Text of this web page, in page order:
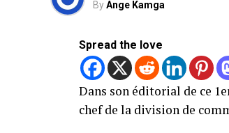
ByAnge Kamga
Spread the love
Dans son éditorial de ce
chef de la division de